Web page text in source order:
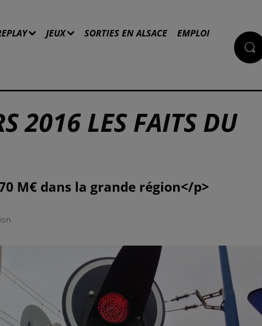
JEUX SORTIES EN ALSACE EMPLOI
2016 LES FAITS DU